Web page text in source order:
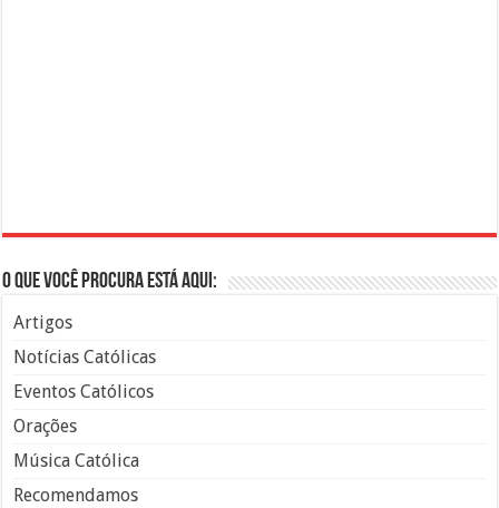
O que você procura está aqui:
Artigos
Notícias Católicas
Eventos Católicos
Orações
Música Católica
Recomendamos